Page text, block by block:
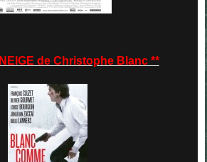
de Christophe Blanc **